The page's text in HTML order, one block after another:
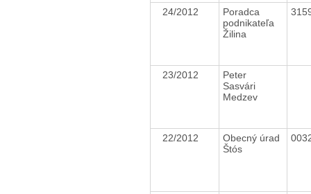
24/2012
Poradca
podnikateľa
Žilina
23/2012
Peter
Sasvári
Medzev
22/2012
Obecný úrad
Štós